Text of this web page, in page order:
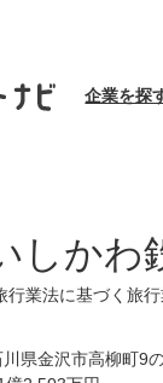
企業を探
しかわ
行業法に基づく旅
川県金沢市高柳町9